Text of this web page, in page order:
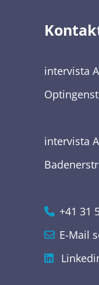
intervista
intervista
+41 31
E-Mail